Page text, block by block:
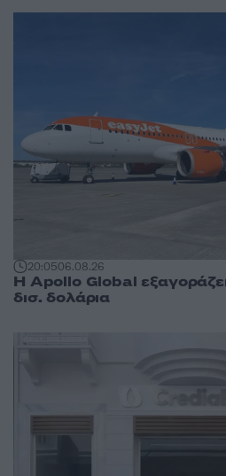
20:0506.08.26
Η Apollo Global
δισ. δολάρια